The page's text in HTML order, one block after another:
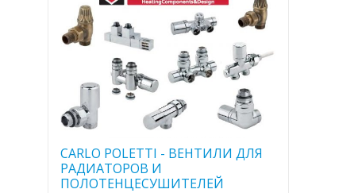
CARLO POLETTI - ВЕНТИЛИ ДЛЯ
РАДИАТОРОВ И
ПОЛОТЕНЦЕСУШИТЕЛЕЙ